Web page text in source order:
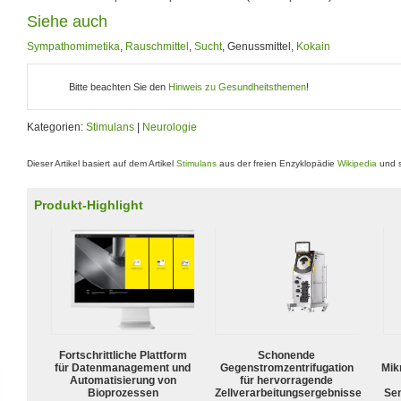
Siehe auch
Sympathomimetika, Rauschmittel , Sucht, Genussmittel, Kokain
Bitte beachten Sie den Hinweis zu Gesundheitsthemen!
Kategorien: Stimulans Neurologie
Dieser Artikel basiert auf dem Artikel Stimulans aus der freien Enzyklopädie Wikipedia und
Produkt-Highlight
Fortschrittliche Plattform
für Datenmanagement und
Automatisierung von
Bioprozessen
Schonende
Gegenstromzentrifugation
für hervorragende
Zellverarbeitungsergebnisse